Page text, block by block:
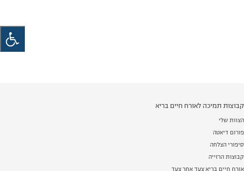
קבוצות תמיכה לאורח חיים בריא
הצוות שלי
פורום דיאטה
סיפורי הצלחה
קבוצות הרזייה